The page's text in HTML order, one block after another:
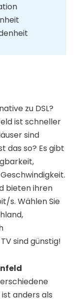
zu DSL?
ist schneller
sind
das so? Es gibt
bieten ihren
s. Wählen Sie
sind günstig!
anders als